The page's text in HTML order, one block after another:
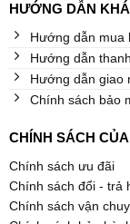
HƯỚNG DẪN
Hướng dẫn mua
Hướng dẫn
Hướng dẫn giao
Chính sách bảo
CHÍNH SÁCH
Chính sách ưu đãi
Chính sách đổi - trả
Chính sách vận